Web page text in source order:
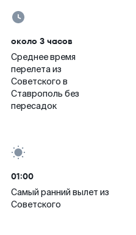
около 3 часов
Среднее время
перелета из
Советского в
Ставрополь без
пересадок
01:00
Самый ранний вылет из
Советского